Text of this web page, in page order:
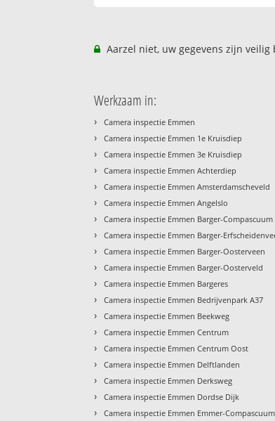
Aarzel niet, uw gegevens zijn veilig
Werkzaam in:
› Camera inspectie Emmen
› Camera inspectie Emmen 1e Kruisdiep
› Camera inspectie Emmen 3e Kruisdiep
› Camera inspectie Emmen Achterdiep
› Camera inspectie Emmen Amsterdamscheveld
› Camera inspectie Emmen Angelslo
› Camera inspectie Emmen Barger-Compascuum
› Camera inspectie Emmen Barger-
› Camera inspectie Emmen Barger-Oosterveen
› Camera inspectie Emmen Barger-Oosterveld
› Camera inspectie Emmen Bargeres
› Camera inspectie Emmen Bedrijvenpark A37
› Camera inspectie Emmen Beekweg
› Camera inspectie Emmen Centrum
› Camera inspectie Emmen Centrum Oost
› Camera inspectie Emmen Delftlanden
› Camera inspectie Emmen Derksweg
› Camera inspectie Emmen Dordse Dijk
› Camera inspectie Emmen Emmer-Compascuum